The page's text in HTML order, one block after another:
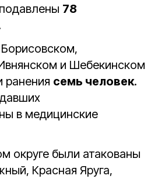
78
и Шебекинском
ранения семь человек.
в медицинские
округе были атакованы
Красная Яруга,